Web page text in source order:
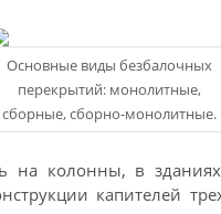
Основные виды безбалочных
перекрытий: монолитные,
сборные, сборно-монолитные.
на колонны, в
капителей